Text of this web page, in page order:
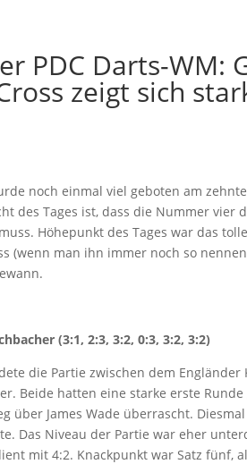
PDC Darts-WM:
zeigt sich
noch einmal viel geboten am
des Tages ist, dass die Nummer vier
Höhepunkt des Tages war das
(wenn man ihn immer noch so
(3:1, 2:3, 3:2, 0:3, 3:2, 3:2)
die Partie zwischen dem Engländer
Beide hatten eine starke erste
über James Wade überrascht.
Das Niveau der Partie war eher
mit 4:2. Knackpunkt war Satz fünf,